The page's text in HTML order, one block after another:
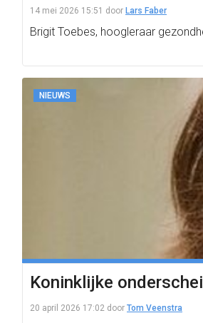
14 mei 2026 15:51 door Lars Faber
Brigit Toebes, hoogleraar
NIEUWS
Koninklijke
20 april 2026 17:02 door Tom Veenstra